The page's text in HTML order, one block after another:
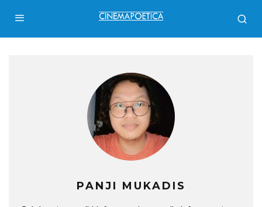
PANJI MUKADIS